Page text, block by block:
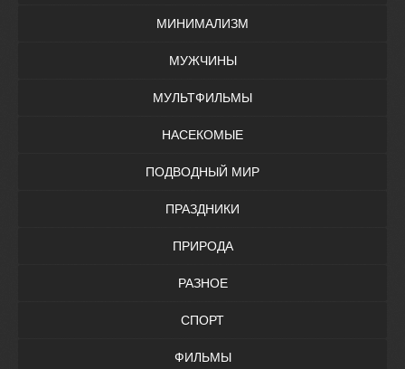
МИНИМАЛИЗМ
МУЖЧИНЫ
МУЛЬТФИЛЬМЫ
НАСЕКОМЫЕ
ПОДВОДНЫЙ МИР
ПРАЗДНИКИ
ПРИРОДА
РАЗНОЕ
СПОРТ
ФИЛЬМЫ